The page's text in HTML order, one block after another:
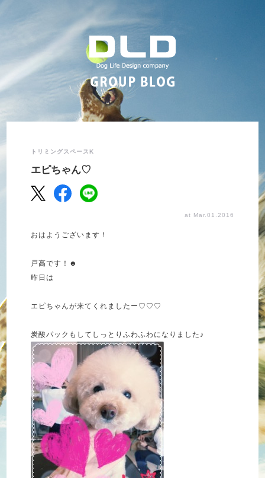
トリミングスペースK
エピちゃん♡
at Mar.01.2016
おはようございます！
戸高です！☻
昨日は
エピちゃんが来てくれましたー♡♡♡
炭酸パックもしてしっとりふわふわになりました♪